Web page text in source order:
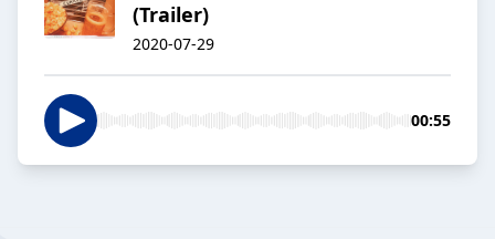
(Trailer)
2020-07-29
00:55